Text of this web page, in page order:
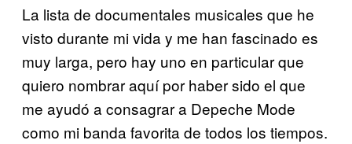
La lista de documentales musicales que he
visto durante mi vida y me han fascinado es
muy larga, pero hay uno en particular que
quiero nombrar aquí por haber sido el que
me ayudó a consagrar a Depeche Mode
como mi banda favorita de todos los tiempos.